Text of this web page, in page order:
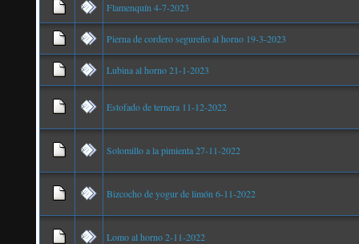
Flamenquín 4-7-2023
Pierna de cordero segureño al horno 19-3-2023
Lubina al horno 21-1-2023
Estofado de ternera 11-12-2022
Solomillo a la pimienta 27-11-2022
Bizcocho de yogur de limón 6-11-2022
Lomo al horno 2-11-2022